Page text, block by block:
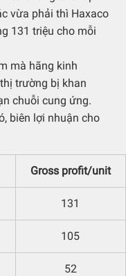
vừa phải thì Haxaco
131 triệu cho mỗi
mà hãng kinh
trường bị khan
chuỗi cung ứng.
biên lợi nhuận cho
Gross profit/unit
131
105
52